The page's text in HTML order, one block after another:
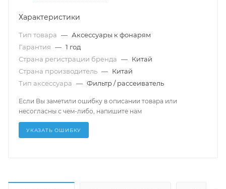
Характеристики
Тип товара — Аксессуары к фонарям
Гарантия — 1 год
Страна регистрации бренда — Китай
Страна производитель — Китай
Тип аксессуара — Фильтр / рассеиватель
Если Вы заметили ошибку в описании товара или
несогласны с чем-либо, напишите нам
УКАЗАТЬ ОШИБКУ